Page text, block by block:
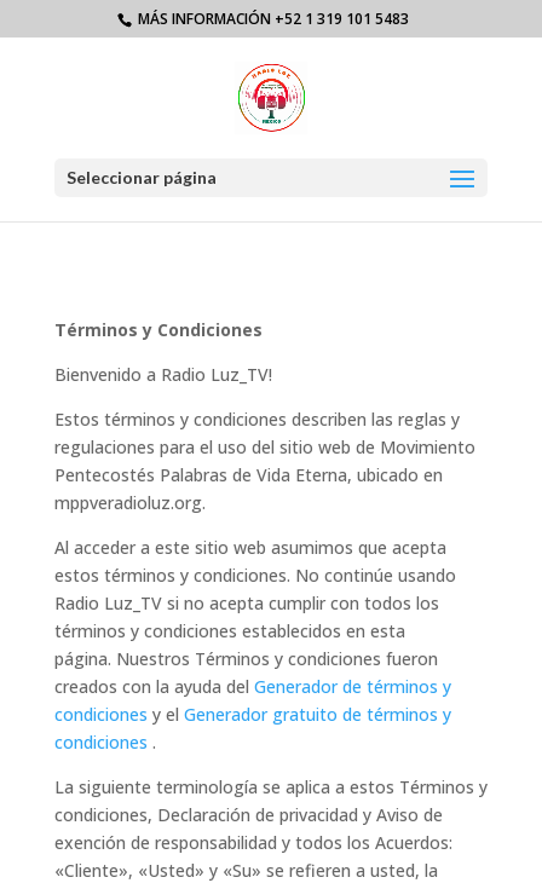
MÁS INFORMACIÓN +52 1 319 101 5483
Seleccionar página
Términos y Condiciones
Bienvenido a Radio Luz_TV!
Estos términos y condiciones describen las reglas y
regulaciones para el uso del sitio web de Movimiento
Pentecostés Palabras de Vida Eterna, ubicado en
mppveradioluz.org.
Al acceder a este sitio web asumimos que acepta
estos términos y condiciones. No continúe usando
Radio Luz_TV si no acepta cumplir con todos los
términos y condiciones establecidos en esta
página. Nuestros Términos y condiciones fueron
creados con la ayuda del Generador de términos y
condiciones y el Generador gratuito de términos y
condiciones .
La siguiente terminología se aplica a estos Términos y
condiciones, Declaración de privacidad y Aviso de
exención de responsabilidad y todos los Acuerdos:
«Cliente», «Usted» y «Su» se refieren a usted, la